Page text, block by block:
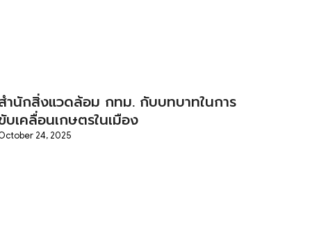
ำนักสิ่งแวดล้อม กทม. กับบทบาทในการ
บเคลื่อนเกษตรในเมือง
24, 2025